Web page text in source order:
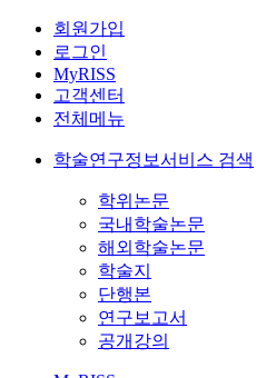
회원가입
로그인
MyRISS
고객센터
전체메뉴
학술연구정보서비스 검색
학위논문
국내학술논문
해외학술논문
학술지
단행본
연구보고서
공개강의